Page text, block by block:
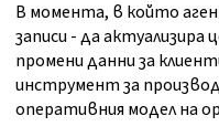
В момента, в който
записи - да актуализира
промени данни за
инструмент за
оперативния модел на